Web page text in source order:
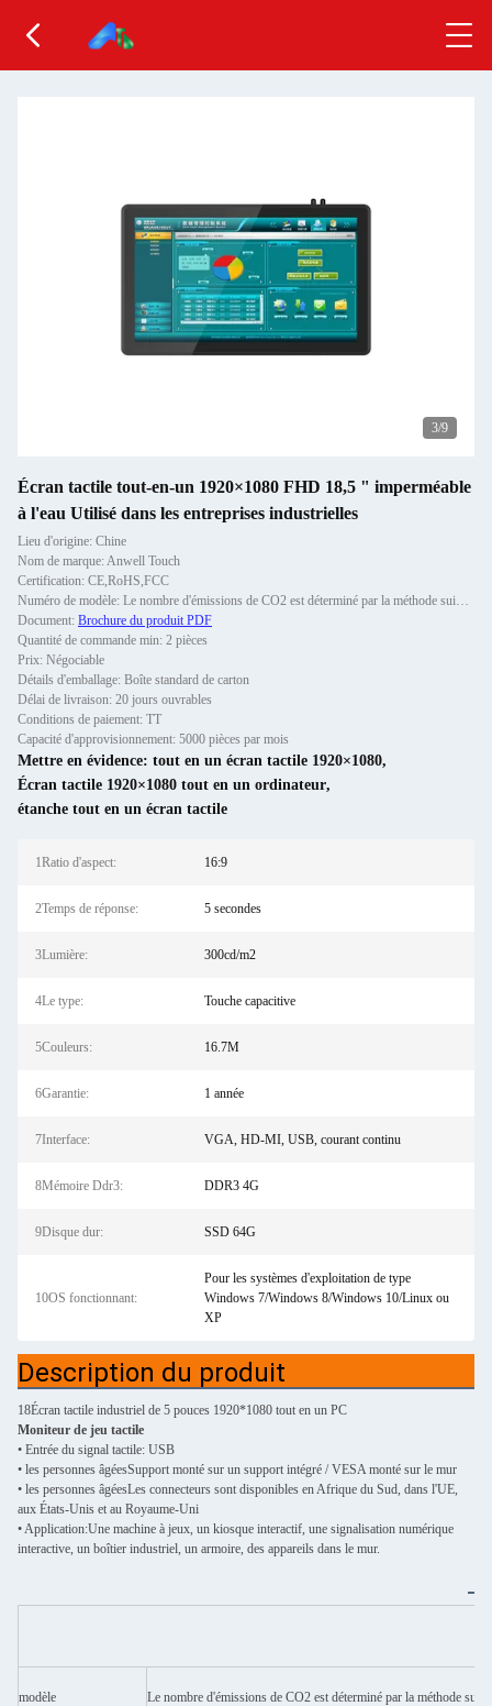
3/9
Écran tactile tout-en-un 1920×1080 FHD 18,5 " imperméable
à l'eau Utilisé dans les entreprises industrielles
Lieu d'origine: Chine
Nom de marque: Anwell Touch
Certification: CE,RoHS,FCC
Numéro de modèle: Le nombre d'émissions de CO2 est déterminé par la méthode suivante:
Document: Brochure du produit PDF
Quantité de commande min: 2 pièces
Prix: Négociable
Détails d'emballage: Boîte standard de carton
Délai de livraison: 20 jours ouvrables
Conditions de paiement: TT
Capacité d'approvisionnement: 5000 pièces par mois
Mettre en évidence: tout en un écran tactile 1920×1080,
Écran tactile 1920×1080 tout en un ordinateur,
étanche tout en un écran tactile
1Ratio d'aspect: 16:9
2Temps de réponse: 5 secondes
3Lumière: 300cd/m2
4Le type: Touche capacitive
5Couleurs: 16.7M
6Garantie: 1 année
7Interface: VGA, HD-MI, USB, courant continu
8Mémoire Ddr3: DDR3 4G
9Disque dur: SSD 64G
10OS fonctionnant:
Pour les systèmes d'exploitation de type
Windows 7/Windows 8/Windows 10/Linux ou
XP
Description du produit
18Écran tactile industriel de 5 pouces 1920*1080 tout en un PC
Moniteur de jeu tactile
• Entrée du signal tactile: USB
• les personnes âgéesSupport monté sur un support intégré / VESA monté sur le mur
• les personnes âgéesLes connecteurs sont disponibles en Afrique du Sud, dans l'UE,
aux États-Unis et au Royaume-Uni
• Application:Une machine à jeux, un kiosque interactif, une signalisation numérique
interactive, un boîtier industriel, un armoire, des appareils dans le mur.
modèle Le nombre d'émissions de CO2 est déterminé par la méthode